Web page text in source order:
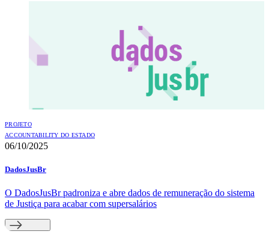
PROJETO
ACCOUNTABILITY DO ESTADO
06/10/2025
DadosJusBr
O DadosJusBr padroniza e abre dados de remuneração do sistema
de Justiça para acabar com supersalários